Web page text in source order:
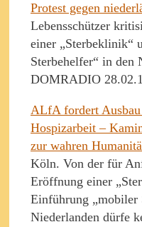
Protest gegen
Lebensschützer
einer „Sterbeklinik“
Sterbehelfer“ in den
DOMRADIO
ALfA fordert
Hospizarbeit –
zur wahren
Köln. Von der für
Eröffnung einer
Einführung „mobiler
Niederlanden dürfe